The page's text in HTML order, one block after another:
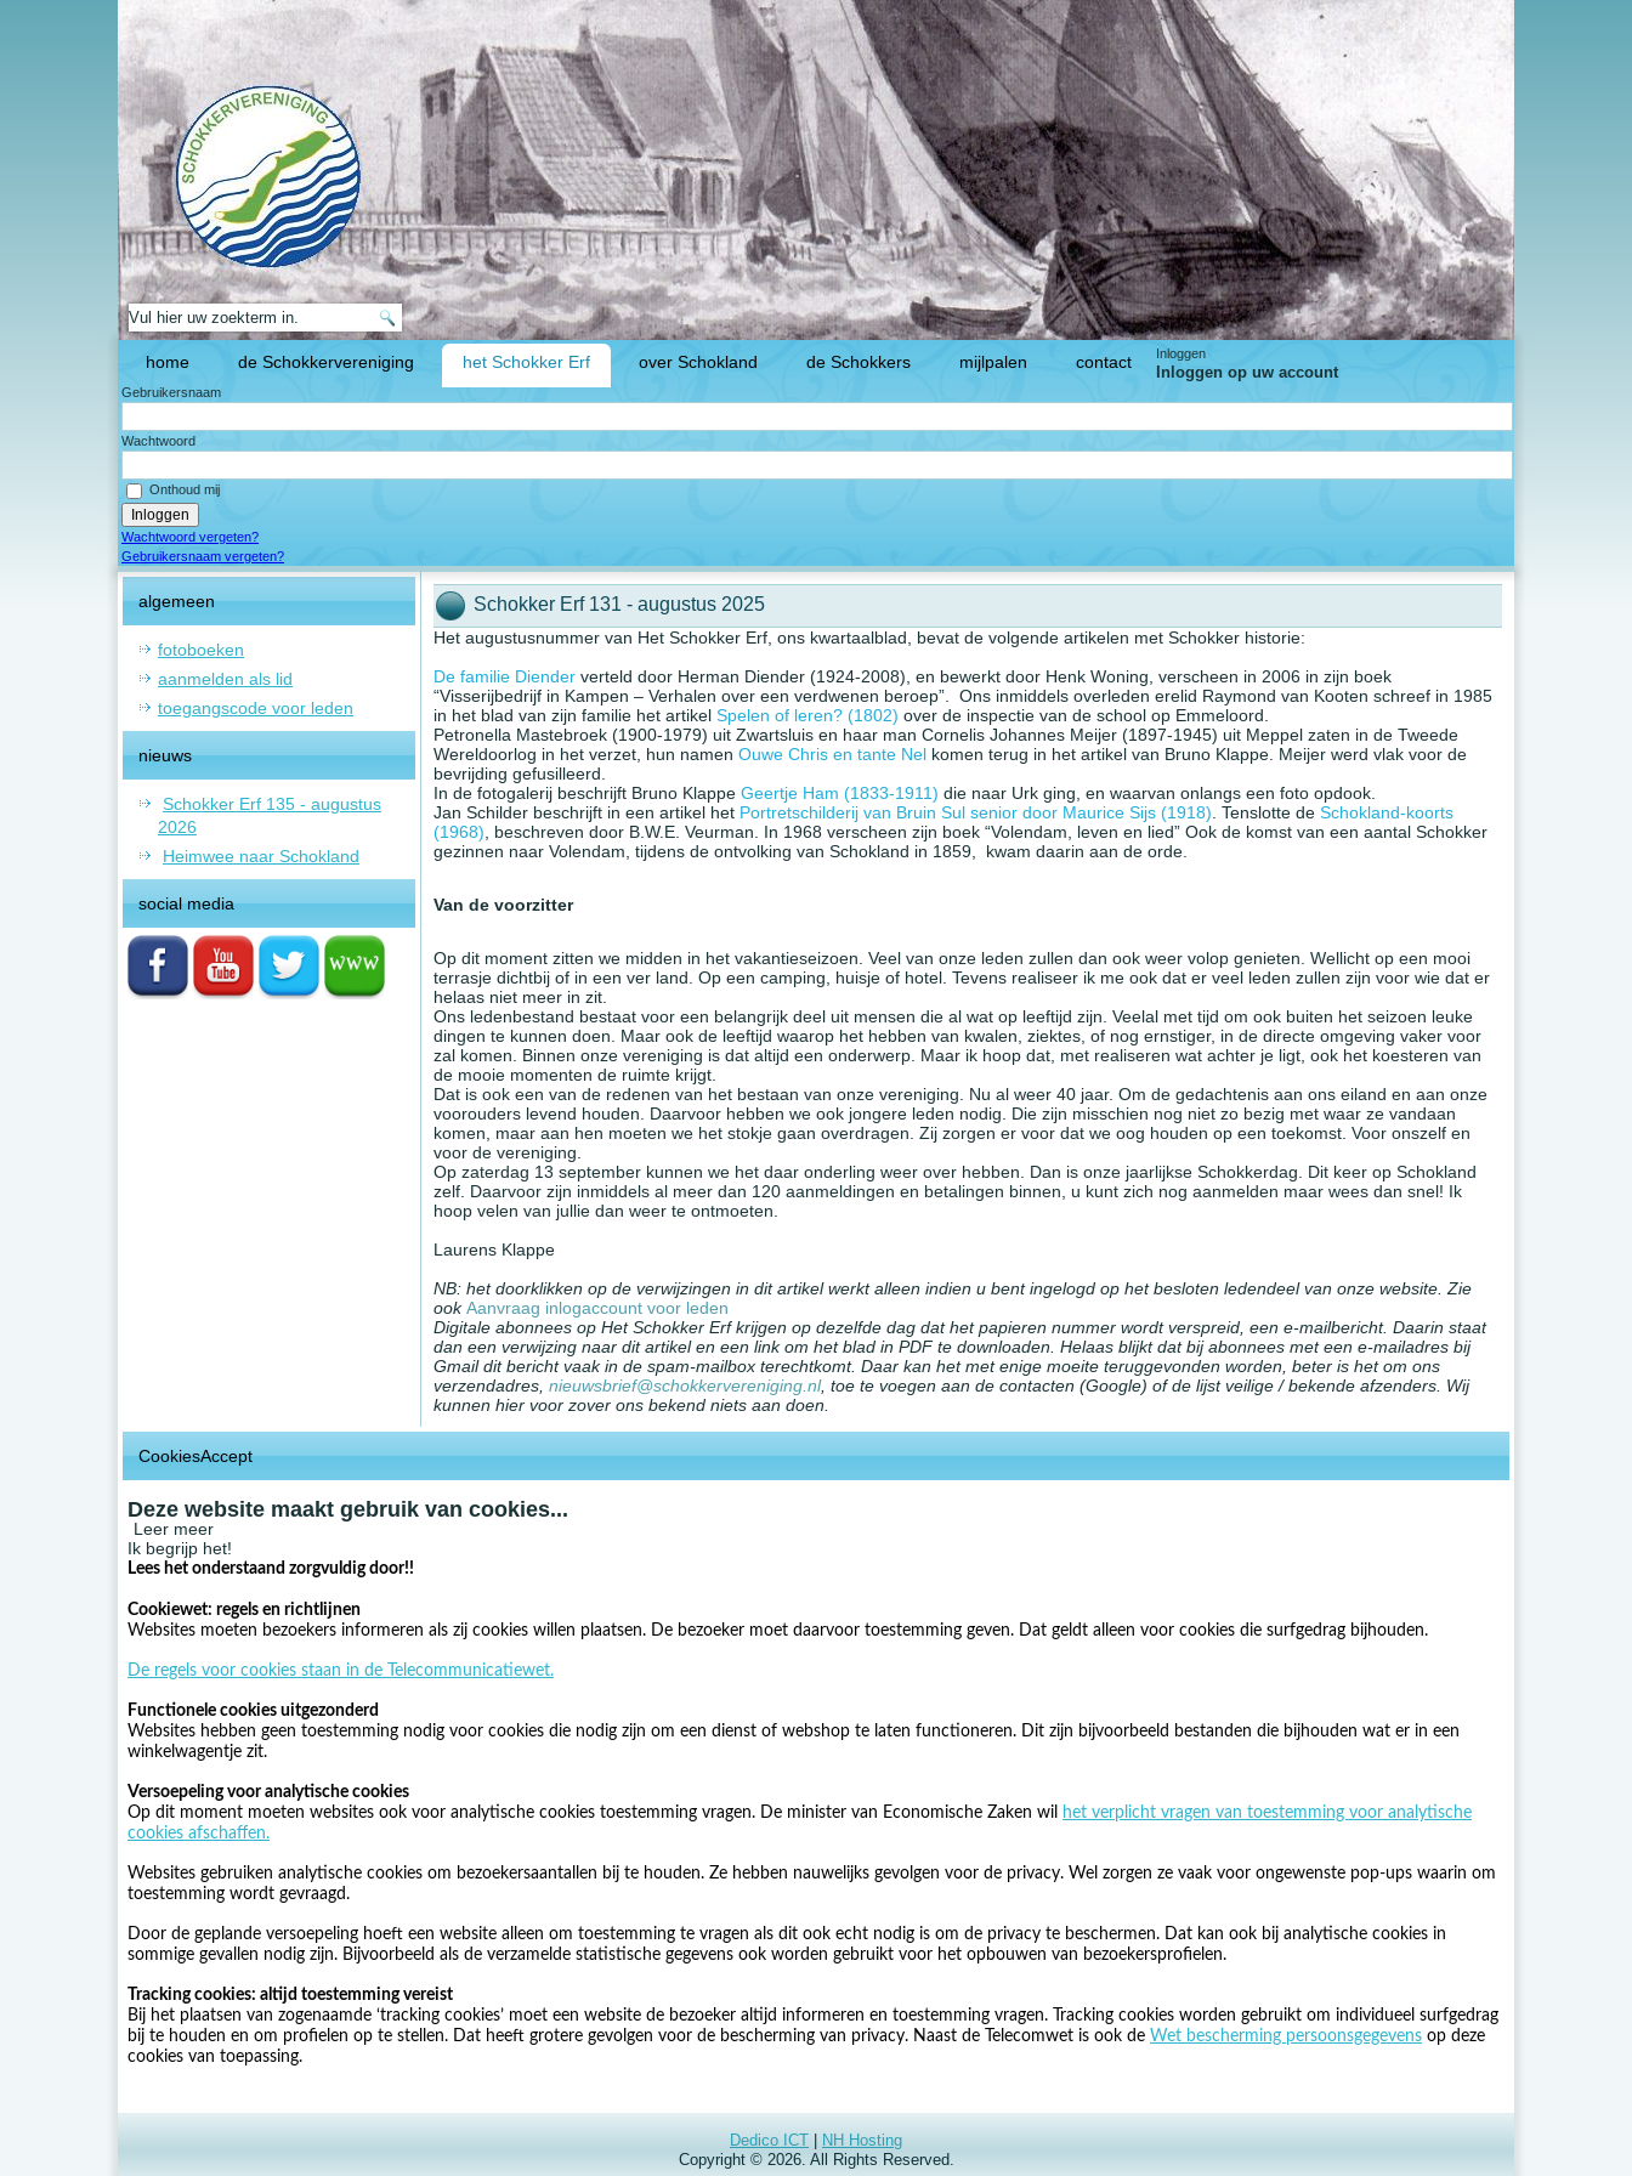
home de Schokkervereniging het Schokker Erf over Schokland de Schokkers mijlpalen contact Inloggen
Inloggen op uw account
Gebruikersnaam
Wachtwoord
Onthoud mij
Wachtwoord vergeten?
Gebruikersnaam vergeten?
algemeen
fotoboeken
aanmelden als lid
toegangscode voor leden
nieuws
Schokker Erf 135 - augustus
2026
Heimwee naar Schokland
social media
Schokker Erf 131 - augustus 2025
Het augustusnummer van Het Schokker Erf, ons kwartaalblad, bevat de volgende artikelen met Schokker historie:
De familie Diender verteld door Herman Diender (1924-2008), en bewerkt door Henk Woning, verscheen in 2006 in zijn boek
“Visserijbedrijf in Kampen – Verhalen over een verdwenen beroep”. Ons inmiddels overleden erelid Raymond van Kooten schreef in 1985
in het blad van zijn familie het artikel Spelen of leren? (1802) over de inspectie van de school op Emmeloord.
Petronella Mastebroek (1900-1979) uit Zwartsluis en haar man Cornelis Johannes Meijer (1897-1945) uit Meppel zaten in de Tweede
Wereldoorlog in het verzet, hun namen Ouwe Chris en tante Nel komen terug in het artikel van Bruno Klappe. Meijer werd vlak voor de
bevrijding gefusilleerd.
In de fotogalerij beschrijft Bruno Klappe Geertje Ham (1833-1911) die naar Urk ging, en waarvan onlangs een foto opdook.
Jan Schilder beschrijft in een artikel het Portretschilderij van Bruin Sul senior door Maurice Sijs (1918) . Tenslotte de Schokland-koorts
(1968) , beschreven door B.W.E. Veurman. In 1968 verscheen zijn boek “Volendam, leven en lied” Ook de komst van een aantal Schokker
gezinnen naar Volendam, tijdens de ontvolking van Schokland in 1859, kwam daarin aan de orde.
Van de voorzitter
Op dit moment zitten we midden in het vakantieseizoen. Veel van onze leden zullen dan ook weer volop genieten. Wellicht op een mooi
terrasje dichtbij of in een ver land. Op een camping, huisje of hotel. Tevens realiseer ik me ook dat er veel leden zullen zijn voor wie dat er
helaas niet meer in zit.
Ons ledenbestand bestaat voor een belangrijk deel uit mensen die al wat op leeftijd zijn. Veelal met tijd om ook buiten het seizoen leuke
dingen te kunnen doen. Maar ook de leeftijd waarop het hebben van kwalen, ziektes, of nog ernstiger, in de directe omgeving vaker voor
zal komen. Binnen onze vereniging is dat altijd een onderwerp. Maar ik hoop dat, met realiseren wat achter je ligt, ook het koesteren van
de mooie momenten de ruimte krijgt.
Dat is ook een van de redenen van het bestaan van onze vereniging. Nu al weer 40 jaar. Om de gedachtenis aan ons eiland en aan onze
voorouders levend houden. Daarvoor hebben we ook jongere leden nodig. Die zijn misschien nog niet zo bezig met waar ze vandaan
komen, maar aan hen moeten we het stokje gaan overdragen. Zij zorgen er voor dat we oog houden op een toekomst. Voor onszelf en
voor de vereniging.
Op zaterdag 13 september kunnen we het daar onderling weer over hebben. Dan is onze jaarlijkse Schokkerdag. Dit keer op Schokland
zelf. Daarvoor zijn inmiddels al meer dan 120 aanmeldingen en betalingen binnen, u kunt zich nog aanmelden maar wees dan snel! Ik
hoop velen van jullie dan weer te ontmoeten.
Laurens Klappe
NB: het doorklikken op de verwijzingen in dit artikel werkt alleen indien u bent ingelogd op het besloten ledendeel van onze website. Zie
ookAanvraag inlogaccount voor leden
Digitale abonnees op Het Schokker Erf krijgen op dezelfde dag dat het papieren nummer wordt verspreid, een e-mailbericht. Daarin staat
dan een verwijzing naar dit artikel en een link om het blad in PDF te downloaden. Helaas blijkt dat bij abonnees met een e-mailadres bij
Gmail dit bericht vaak in de spam-mailbox terechtkomt. Daar kan het met enige moeite teruggevonden worden, beter is het om ons
verzendadres, nieuwsbrief@schokkervereniging.nl, toe te voegen aan de contacten (Google) of de lijst veilige / bekende afzenders. Wij
kunnen hier voor zover ons bekend niets aan doen.
CookiesAccept
Deze website maakt gebruik van cookies...
Leer meer
Ik begrijp het!
Lees het onderstaand zorgvuldig door!!
Cookiewet: regels en richtlijnen
Websites moeten bezoekers informeren als zij cookies willen plaatsen. De bezoeker moet daarvoor toestemming geven. Dat geldt alleen voor cookies die surfgedrag bijhouden.
De regels voor cookies staan in de Telecommunicatiewet.
Functionele cookies uitgezonderd
Websites hebben geen toestemming nodig voor cookies die nodig zijn om een dienst of webshop te laten functioneren. Dit zijn bijvoorbeeld bestanden die bijhouden wat er in een
winkelwagentje zit.
Versoepeling voor analytische cookies
Op dit moment moeten websites ook voor analytische cookies toestemming vragen. De minister van Economische Zaken wil
het verplicht vragen van toestemming voor analytische
cookies afschaffen.
Websites gebruiken analytische cookies om bezoekersaantallen bij te houden. Ze hebben nauwelijks gevolgen voor de privacy. Wel zorgen ze vaak voor ongewenste pop-ups waarin om
toestemming wordt gevraagd.
Door de geplande versoepeling hoeft een website alleen om toestemming te vragen als dit ook echt nodig is om de privacy te beschermen. Dat kan ook bij analytische cookies in
sommige gevallen nodig zijn. Bijvoorbeeld als de verzamelde statistische gegevens ook worden gebruikt voor het opbouwen van bezoekersprofielen.
Tracking cookies: altijd toestemming vereist
Bij het plaatsen van zogenaamde ‘tracking cookies’ moet een website de bezoeker altijd informeren en toestemming vragen. Tracking cookies worden gebruikt om individueel surfgedrag
bij te houden en om profielen op te stellen. Dat heeft grotere gevolgen voor de bescherming van privacy. Naast de Telecomwet is ook de Wet bescherming persoonsgegevens op deze
cookies van toepassing.
Dedico ICT
NH Hosting
Copyright © 2026. All Rights Reserved.